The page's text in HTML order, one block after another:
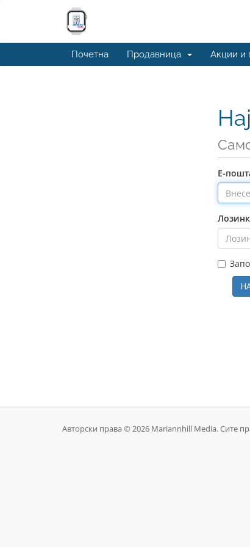
Почетна Продавница Акции и
Е-
Авторски права © 2026 Mariannhill Media. Сите